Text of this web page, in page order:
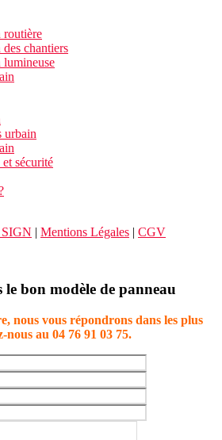
routière
chantiers
lumineuse
urbain
sécurité
SIGN | Mentions Légales | CGV
le bon modèle de panneau
nous vous répondrons dans les plus
nous au 04 76 91 03 75.